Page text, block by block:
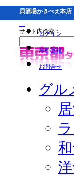
貝酒場かきべえ本
ログイン
無料登録
お問合せ
サイト内検索：
グル